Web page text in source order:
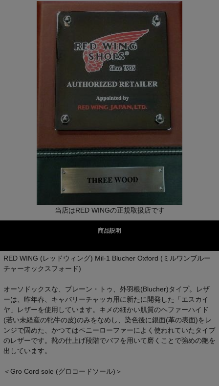
当店はRED WINGの正規取扱店です
商品説明
RED WING (レッドウィング) Mil-1 Blucher Oxford (ミルワンブルー
チャーオックスフォード)
オーソドックスな、プレーン・トゥ、外羽根(Blucher)タイプ。レザ
ーは、昨年春、キャバリーチャッカ用に新たに開発した「エスカイ
ヤ」レザーを使用しています。キメの細かい肌質のヘファーハイド
(若い未経産の牝牛の皮)のみをなめし、染色後に銀面(革の表面)をレ
ンジで固めた、かつてはペニーローファーによく使われていたタイプ
のレザーです。靴の仕上げ段階でバフを用いて磨くことで強めの艶を
出しています。
＜Gro Cord sole (グロコードソール)＞